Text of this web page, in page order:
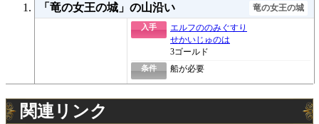
「竜の女王の城」の山沿い 竜の女王の城
入手
エルフののみぐすり
せかいじゅのは
3ゴールド
条件 船が必要
関連リンク